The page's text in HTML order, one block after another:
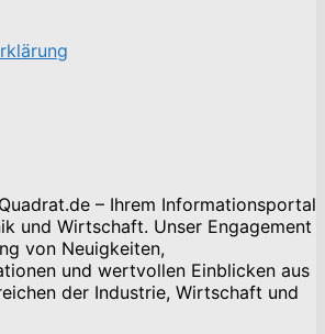
– Ihrem Informationsportal
und Wirtschaft. Unser Engagement
von Neuigkeiten,
und wertvollen Einblicken aus
der Industrie, Wirtschaft und